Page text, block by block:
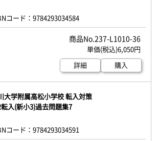
コード：9784293034584
237-L1010-36
6,050円
詳細
購入
大学附属高松小学校 転入対策
入(新小3)過去問題集7
コード：9784293034591